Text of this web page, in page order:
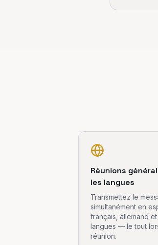
Réunions
les langues
Transmettez le
simultanément en
français, allemand
langues — le tout
réunion.